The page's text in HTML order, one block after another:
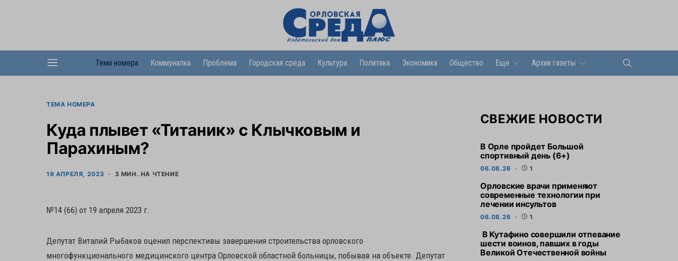
Тема номера Коммуналка Проблема Городская среда Культура Политика Экономика Общество Еще Архив газеты
ТЕМА НОМЕРА
Куда плывет «Титаник» с Клычковым и
Парахиным?
19 АПРЕЛЯ, 2023 3 МИН. НА ЧТЕНИЕ
№14 (66) от 19 апреля 2023 г.
Депутат Виталий Рыбаков оценил перспективы завершения строительства орловского
многофункционального медицинского центра Орловской областной больницы, побывав на объекте. Депутат
СВЕЖИЕ НОВОСТИ
В Орле пройдет Большой
спортивный день (6+)
06.08.26 1
Орловские врачи применяют
современные технологии при
лечении инсультов
06.08.26 1
В Кутафино совершили отпевание
шести воинов, павших в годы
Великой Отечественной войны